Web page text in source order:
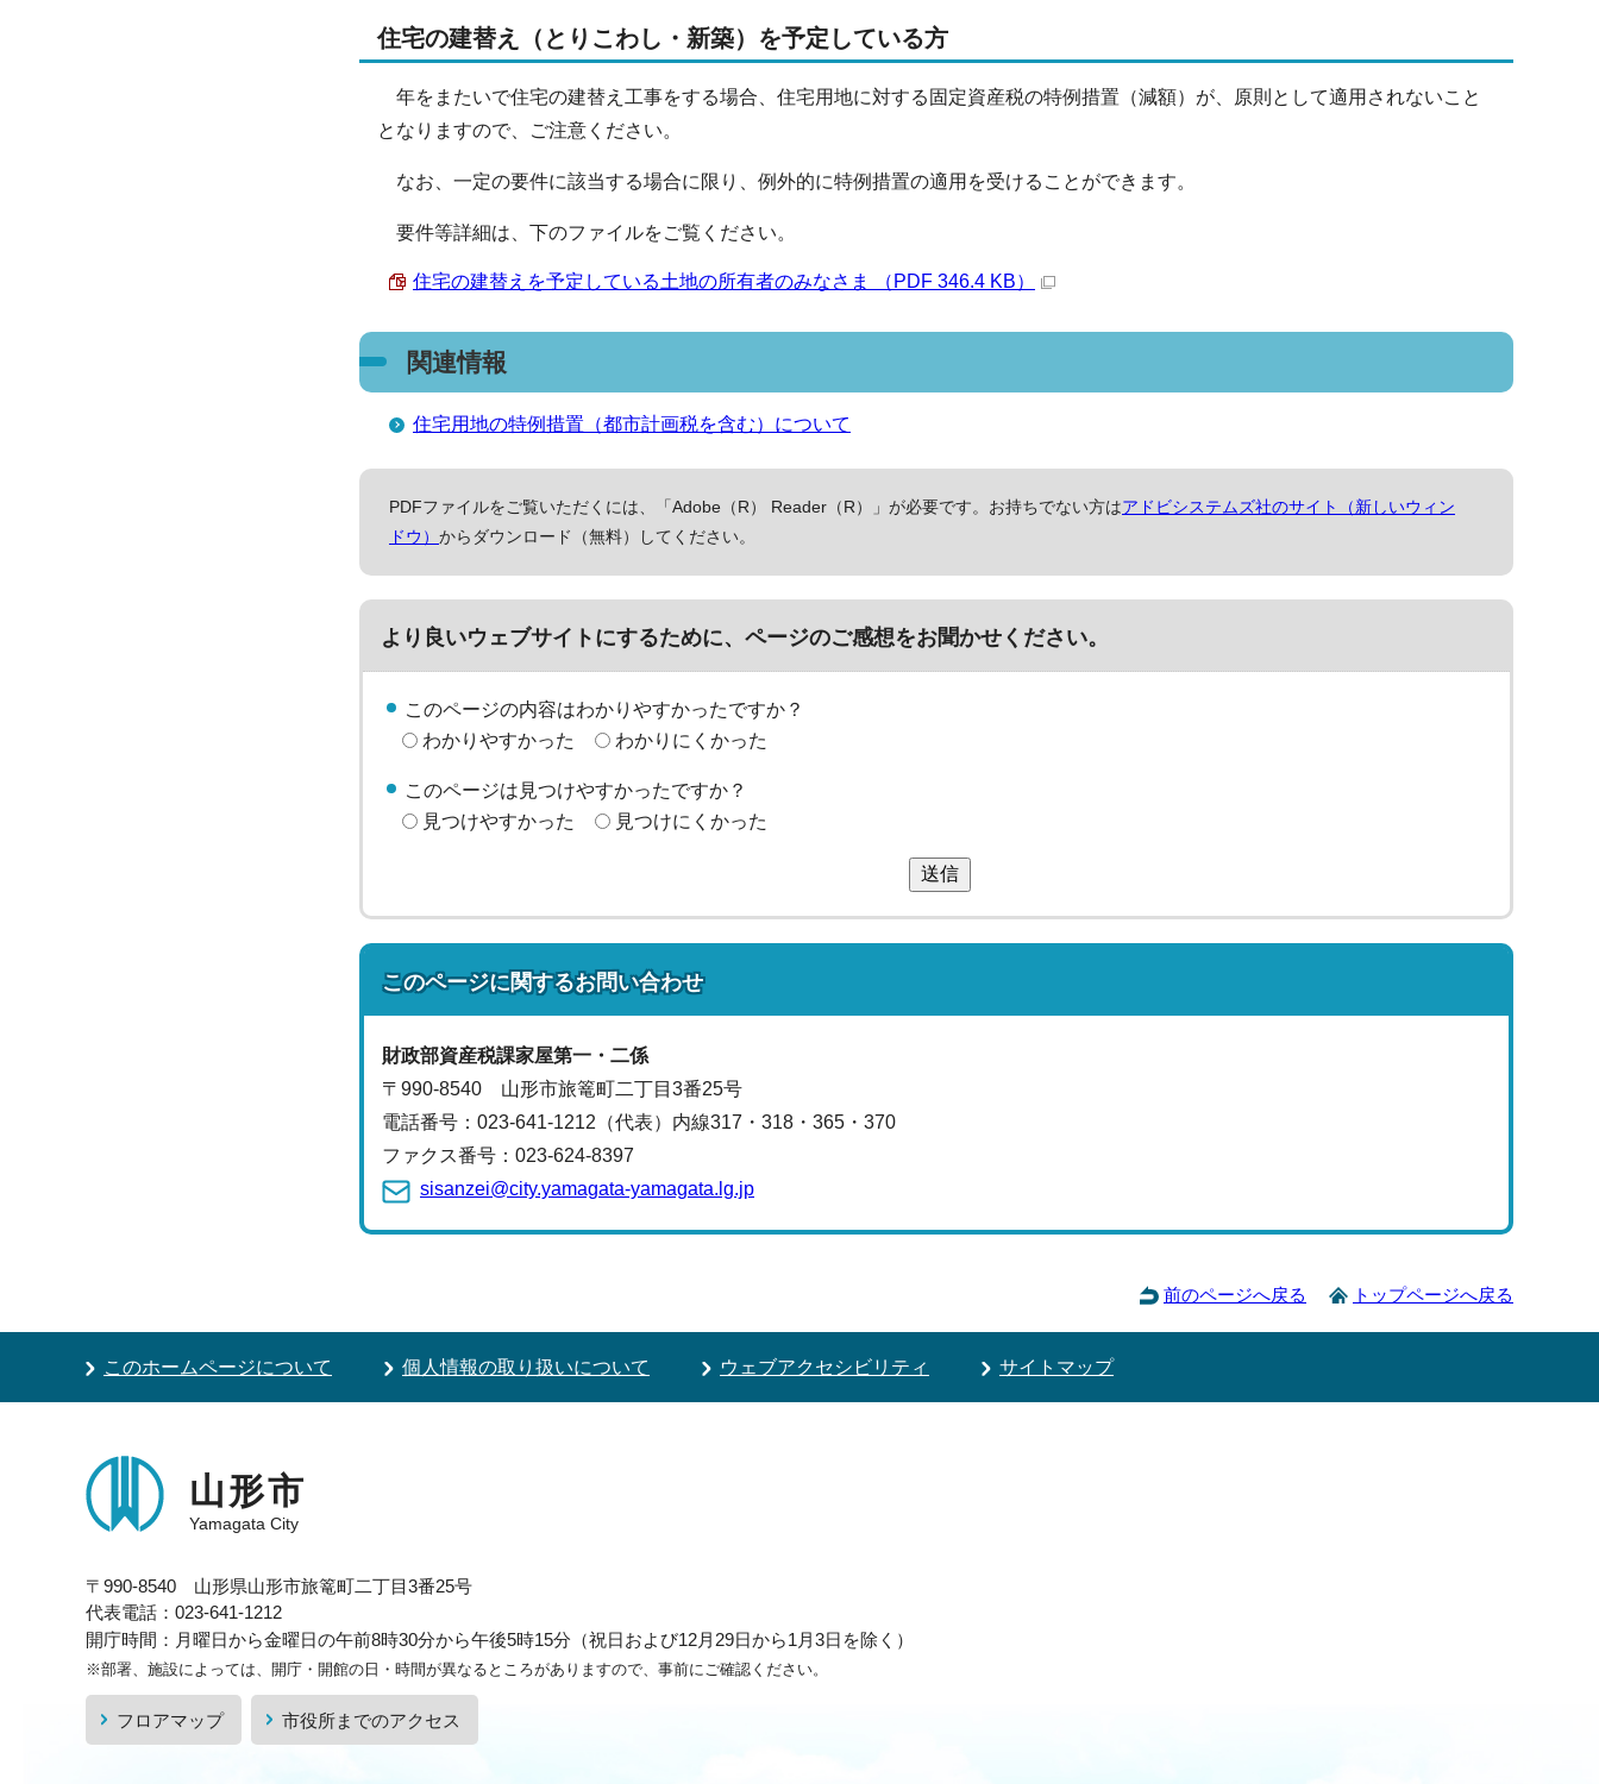
住宅の建替え（とりこわし・新築）を予定している方
年をまたいで住宅の建替え工事をする場合、住宅用地に対する固定資産税の特例措置（減額）が、原則として適用されないこと
となりますので、ご注意ください。
なお、一定の要件に該当する場合に限り、例外的に特例措置の適用を受けることができます。
要件等詳細は、下のファイルをご覧ください。
住宅の建替えを予定している土地の所有者のみなさま （PDF 346.4 KB）
関連情報
住宅用地の特例措置（都市計画税を含む）について
PDFファイルをご覧いただくには、「Adobe（R） Reader（R）」が必要です。お持ちでない方はアドビシステムズ社のサイト（新しいウィン
ドウ） からダウンロード（無料）してください。
より良いウェブサイトにするために、ページのご感想をお聞かせください。
このページの内容はわかりやすかったですか？
わかりやすかった
わかりにくかった
このページは見つけやすかったですか？
見つけやすかった
見つけにくかった
送信
このページに関するお問い合わせ
財政部資産税課家屋第一・二係
〒990-8540 山形市旅篭町二丁目3番25号
電話番号： 023-641-1212（代表） 内線317・318・365・370
ファクス番号：023-624-8397
sisanzei@city.yamagata-yamagata.lg.jp
前のページへ戻る トップページへ戻る
このホームページについて 個人情報の取り扱いについて ウェブアクセシビリティ サイトマップ
山形市
Yamagata City
〒990-8540 山形県山形市旅篭町二丁目3番25号
代表電話：023-641-1212
開庁時間：月曜日から金曜日の午前8時30分から午後5時15分（祝日および12月29日から1月3日を除く）
※部署、施設によっては、開庁・開館の日・時間が異なるところがありますので、事前にご確認ください。
フロアマップ 市役所までのアクセス